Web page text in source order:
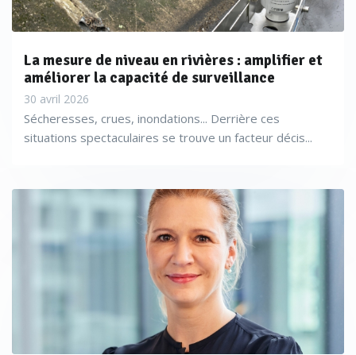
La mesure de niveau en rivières : amplifier et
améliorer la capacité de surveillance
30 avril 2026
Sécheresses, crues, inondations... Derrière ces
situations spectaculaires se trouve un facteur décis...